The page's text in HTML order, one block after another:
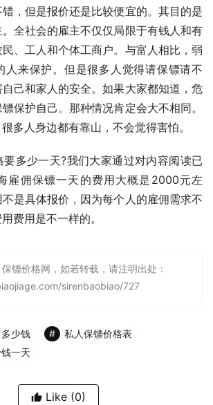
，但是报价还是比较便宜的。其目的是
全社会的雇主不仅仅局限于有钱人和有
、工人和个体工商户。与富人相比，弱
人来保护。但是很多人觉得请保镖请不
己和家人的安全。如果大家都知道，危
保护自己。那种情况肯定会大不相同。
多人身边都有靠山，不会觉得害怕。
多少一天?我们大家通过对内容阅读已
雇佣保镖一天的费用大概是2000元左
是具体报价，因为每个人的雇佣需求不
费用是不一样的。
镖价格网，如若转载，请注明出处：
sirenbaobiao/727
多少钱
私人保镖价格表
一天
Like (0)